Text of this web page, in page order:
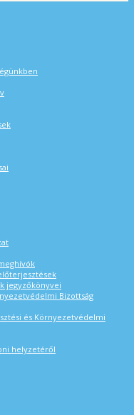
jegyzőkönyvei
Bizottság
és Környezetvédelmi
helyzetéről